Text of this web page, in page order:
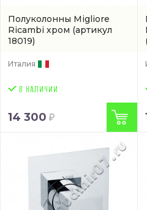
Полуколонны Migliore
Ricambi хром (артикул
18019)
Италия
14 300